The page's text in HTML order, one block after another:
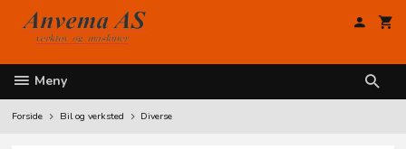
innholdet
Meny
Forside Bil og verksted Diverse